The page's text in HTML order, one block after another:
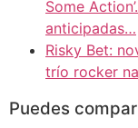
Some
anticipadas…
Risky Bet:
trío rocker
Puedes